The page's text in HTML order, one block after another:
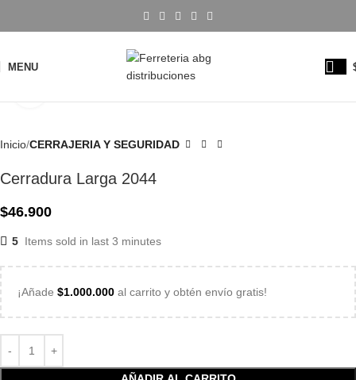
MENU
Inicio CERRAJERIA Y SEGURIDAD
Cerradura Larga 2044
$46.900
5 Items sold in last 3 minutes
¡Añade $1.000.000 al carrito y obtén envío gratis!